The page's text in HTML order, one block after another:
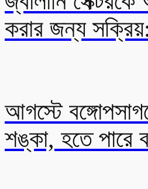
করার জন্য সক্রিয়:
আগস্টে
শঙ্কা, হতে পারে